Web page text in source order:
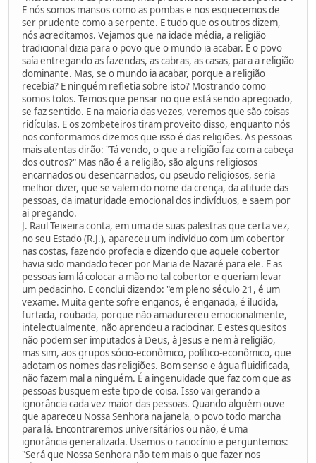
E nós somos mansos como as pombas e nos esquecemos de
ser prudente como a serpente. E tudo que os outros dizem,
nós acreditamos. Vejamos que na idade média, a religião
tradicional dizia para o povo que o mundo ia acabar. E o povo
saía entregando as fazendas, as cabras, as casas, para a religião
dominante. Mas, se o mundo ia acabar, porque a religião
recebia? E ninguém refletia sobre isto? Mostrando como
somos tolos. Temos que pensar no que está sendo apregoado,
se faz sentido. E na maioria das vezes, veremos que são coisas
ridículas. E os zombeteiros tiram proveito disso, enquanto nós
nos conformamos dizemos que isso é das religiões. As pessoas
mais atentas dirão: "Tá vendo, o que a religião faz com a cabeça
dos outros?" Mas não é a religião, são alguns religiosos
encarnados ou desencarnados, ou pseudo religiosos, seria
melhor dizer, que se valem do nome da crença, da atitude das
pessoas, da imaturidade emocional dos indivíduos, e saem por
ai pregando.
J. Raul Teixeira conta, em uma de suas palestras que certa vez,
no seu Estado (R.J.), apareceu um indivíduo com um cobertor
nas costas, fazendo profecia e dizendo que aquele cobertor
havia sido mandado tecer por Maria de Nazaré para ele. E as
pessoas iam lá colocar a mão no tal cobertor e queriam levar
um pedacinho. E conclui dizendo: "em pleno século 21, é um
vexame. Muita gente sofre enganos, é enganada, é iludida,
furtada, roubada, porque não amadureceu emocionalmente,
intelectualmente, não aprendeu a raciocinar. E estes quesitos
não podem ser imputados à Deus, à Jesus e nem à religião,
mas sim, aos grupos sócio-econômico, político-econômico, que
adotam os nomes das religiões. Bom senso e água fluidificada,
não fazem mal a ninguém. É a ingenuidade que faz com que as
pessoas busquem este tipo de coisa. Isso vai gerando a
ignorância cada vez maior das pessoas. Quando alguém ouve
que apareceu Nossa Senhora na janela, o povo todo marcha
para lá. Encontraremos universitários ou não, é uma
ignorância generalizada. Usemos o raciocínio e perguntemos:
"Será que Nossa Senhora não tem mais o que fazer nos